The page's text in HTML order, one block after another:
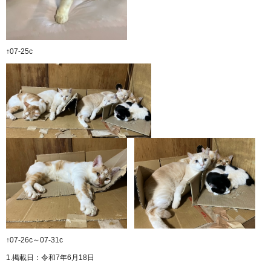
↑07-25c
↑07-26c～07-31c
1.掲載日：令和7年6月18日